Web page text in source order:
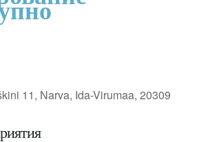
11, Narva, Ida-Virumaa, 20309